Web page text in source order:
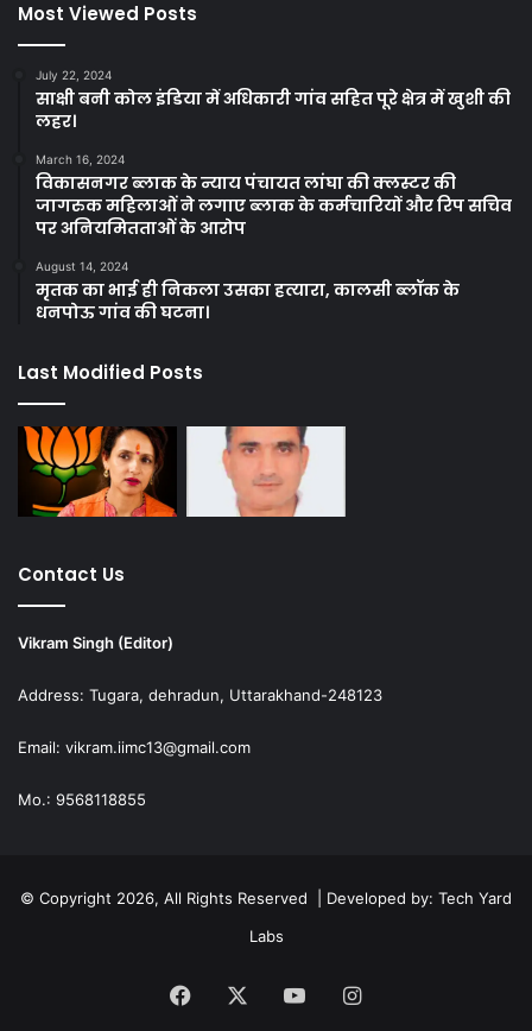
Most Viewed Posts
July 22, 2024
साक्षी बनी कोल इंडिया में अधिकारी गांव सहित पूरे क्षेत्र में खुशी की
लहर।
March 16, 2024
विकासनगर ब्लाक के न्याय पंचायत लांघा की क्लस्टर की
जागरुक महिलाओं ने लगाए ब्लाक के कर्मचारियों और रिप सचिव
पर अनियमितताओं के आरोप
August 14, 2024
मृतक का भाई ही निकला उसका हत्यारा, कालसी ब्लॉक के
धनपोऊ गांव की घटना।
Last Modified Posts
Contact Us
Vikram Singh (Editor)
Address: Tugara, dehradun, Uttarakhand-248123
Email: vikram.iimc13@gmail.com
Mo.: 9568118855
© Copyright 2026, All Rights Reserved | Developed by: Tech Yard
Labs
Facebook YouTubeInstagram